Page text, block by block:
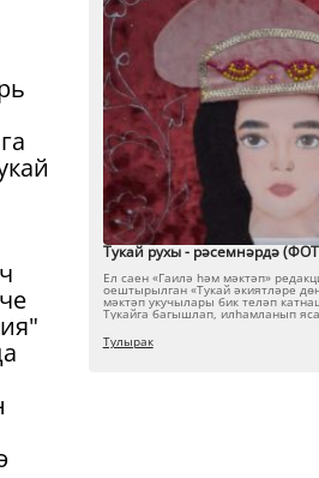
Тукай рухы - рәсемнәрдә
Ел саен «Гаилә һәм мәктәп»
оештырылган «Тукай әкиятләре
мәктәп укучылары бик теләп
Тукайга багышлап, илһамланып
Тулырак